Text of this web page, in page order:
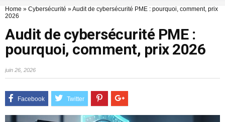
Home » Cybersécurité »Audit de cybersécurité PME : pourquoi, comment, prix
2026
Audit de cybersécurité PME :
pourquoi, comment, prix 2026
juin 26, 2026